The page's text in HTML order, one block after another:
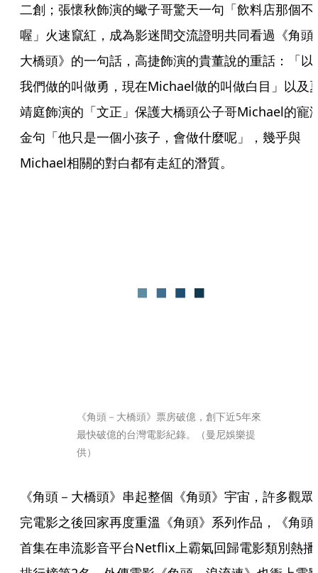
二創；張懷秋飾演的蠍子哥驚天一句「飲料店那個不
喔」火速竄紅，成為影迷間交流證明共同看過《角頭
大橋頭》的一句話，高捷飾演的貴董說的重話：「以
我們做的叫做勇，現在Michael做的叫做白目」以及
靖庭飾演的「文正」保護大橋頭公子哥Michael的寵
金句「他只是一個小孩子，會做什麼呢」，幾乎與
Michael相關的對白都有走紅的潛質。
《角頭－大橋頭》票房破億，創下近5年來
最快破億的台灣電影紀錄。（曼尼娛樂提
供）
《角頭－大橋頭》串起整個《角頭》宇宙，許多觀眾
完電影之後回家再度重溫《角頭》系列作品，《角頭
首集在串流影音平台Netflix上霸氣回歸電影類別熱播